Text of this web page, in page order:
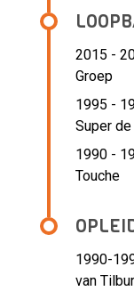
2015 -
Groep
1995 -
Super
1990 -
Touche
1990-
van